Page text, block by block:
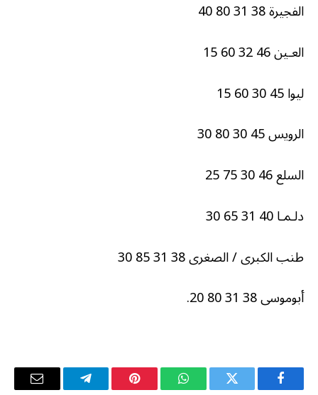
الفجيرة 38 31 80 40
العـين 46 32 60 15
ليوا 45 30 60 15
الرويس 45 30 80 30
السلع 46 30 75 25
دلـمـا 40 31 65 30
طنب الكبرى / الصغرى 38 31 85 30
أبوموسى 38 31 80 20.
فيسبوك تويتر واتساب بينتيريستتيلقرام
البريد